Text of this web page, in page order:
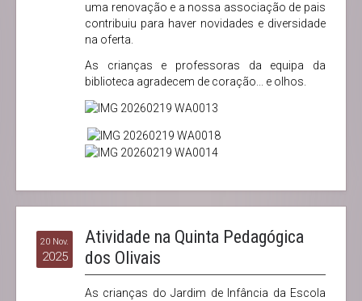
uma renovação e a nossa associação de pais
contribuiu para haver novidades e diversidade
na oferta.
As crianças e professoras da equipa da
biblioteca agradecem de coração... e olhos.
20 Nov.
2025
Atividade na Quinta Pedagógica
dos Olivais
As crianças do Jardim de Infância da Escola